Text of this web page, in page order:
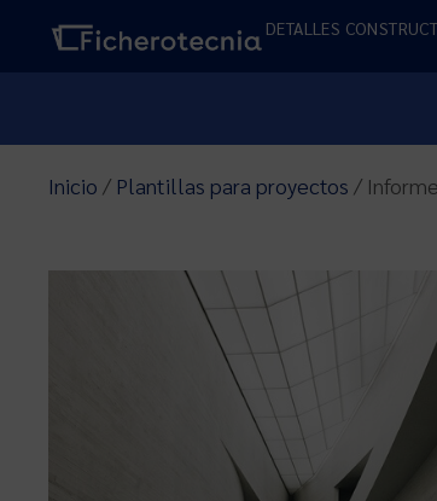
DETALLES
Inicio / Plantillas para proyectos /